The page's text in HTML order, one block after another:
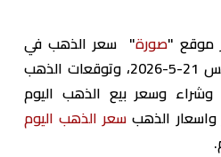
موقع "صورة" سعر الذهب في
بداية تعاملات اليوم الخميس 21-5-2026، وتوقعات الذهب
وشراء وسعر بيع الذهب اليوم
الذهب سعر الذهب اليوم